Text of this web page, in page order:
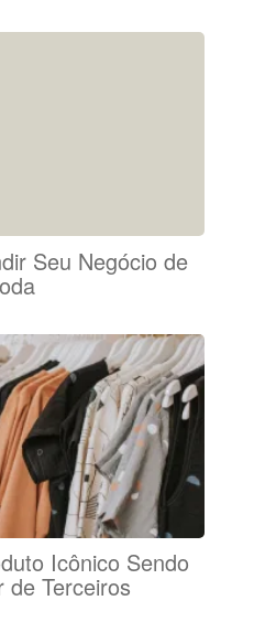
Seu Negócio de
Icônico Sendo
de Terceiros